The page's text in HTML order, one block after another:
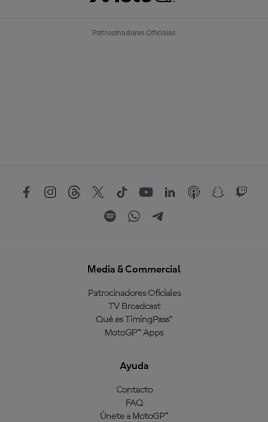
Patrocinadores Oficiales
Media & Commercial
Patrocinadores Oficiales
TV Broadcast
Qué es TimingPass™
MotoGP™ Apps
Ayuda
Contacto
FAQ
Únete a MotoGP™